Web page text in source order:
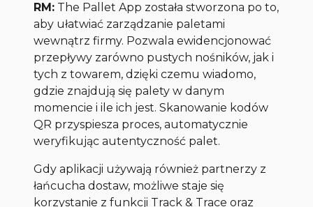
RM: The Pallet App została stworzona po to,
aby ułatwiać zarządzanie paletami
wewnątrz firmy. Pozwala ewidencjonować
przepływy zarówno pustych nośników, jak i
tych z towarem, dzięki czemu wiadomo,
gdzie znajdują się palety w danym
momencie i ile ich jest. Skanowanie kodów
QR przyspiesza proces, automatycznie
weryfikując autentyczność palet.
Gdy aplikacji używają również partnerzy z
łańcucha dostaw, możliwe staje się
korzystanie z funkcji Track & Trace oraz